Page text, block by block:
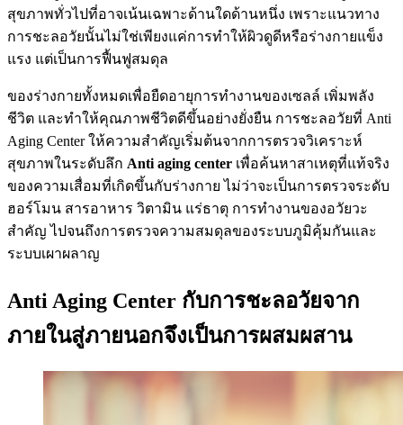
สุขภาพทั่วไปที่อาจเน้นเฉพาะด้านใดด้านหนึ่ง เพราะแนวทาง
การชะลอวัยนั้นไม่ใช่เพียงแค่การทำให้ผิวดูดีหรือร่างกายแข็ง
แรง แต่เป็นการฟื้นฟูสมดุล
ของร่างกายทั้งหมดเพื่อยืดอายุการทำงานของเซลล์ เพิ่มพลัง
ชีวิต และทำให้คุณภาพชีวิตดีขึ้นอย่างยั่งยืน การชะลอวัยที่ Anti
Aging Center ให้ความสำคัญเริ่มต้นจากการตรวจวิเคราะห์
สุขภาพในระดับลึก Anti aging center เพื่อค้นหาสาเหตุที่แท้จริง
ของความเสื่อมที่เกิดขึ้นกับร่างกาย ไม่ว่าจะเป็นการตรวจระดับ
ฮอร์โมน สารอาหาร วิตามิน แร่ธาตุ การทำงานของอวัยวะ
สำคัญ ไปจนถึงการตรวจความสมดุลของระบบภูมิคุ้มกันและ
ระบบเผาผลาญ
Anti Aging Center กับการชะลอวัยจาก
ภายในสู่ภายนอกจึงเป็นการผสมผสาน